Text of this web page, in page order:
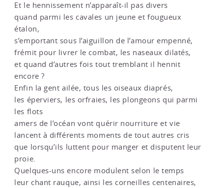
Et le hennissement n’apparaît-il pas divers
quand parmi les cavales un jeune et fougueux
étalon,
s’emportant sous l’aiguillon de l’amour empenné,
frémit pour livrer le combat, les naseaux dilatés,
et quand d’autres fois tout tremblant il hennit
encore ?
Enfin la gent ailée, tous les oiseaux diaprés,
les éperviers, les orfraies, les plongeons qui parmi
les flots
amers de l’océan vont quérir nourriture et vie
lancent à différents moments de tout autres cris
que lorsqu’ils luttent pour manger et disputent leur
proie.
Quelques-uns encore modulent selon le temps
leur chant rauque, ainsi les corneilles centenaires,